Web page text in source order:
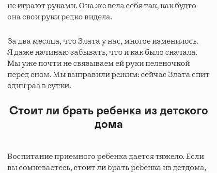
не играют руками. Она же вела себя так, как будто
она свои руки редко видела.
За два месяца, что Злата у нас, многое изменилось.
Я даже начинаю забывать, что и как было сначала.
Мы уже почти не связываем ей руки пеленочкой
перед сном. Мы выправили режим: сейчас Злата спит
один раз в сутки.
Стоит ли брать ребенка из детского
дома
Воспитание приемного ребенка дается тяжело. Если
вы сомневаетесь, стоит ли брать ребенка из детдома,